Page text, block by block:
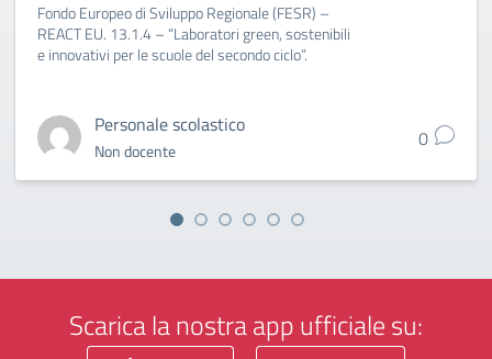
Fondo Europeo di Sviluppo Regionale (FESR) –
REACT EU. 13.1.4 – “Laboratori green, sostenibili
e innovativi per le scuole del secondo ciclo”.
Personale scolastico
Non docente 0
Scarica la nostra app ufficiale su: